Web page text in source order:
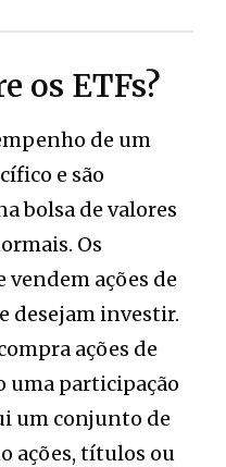
os ETFs?
de um
e são
bolsa de valores
Os
ações de
desejam investir.
ações de
uma participação
um conjunto de
ações, títulos ou